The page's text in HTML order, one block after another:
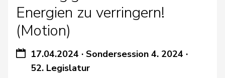
Energien zu verringern!
(Motion)
17.04.2024 ·Sondersession 4. 2024 ·
52. Legislatur